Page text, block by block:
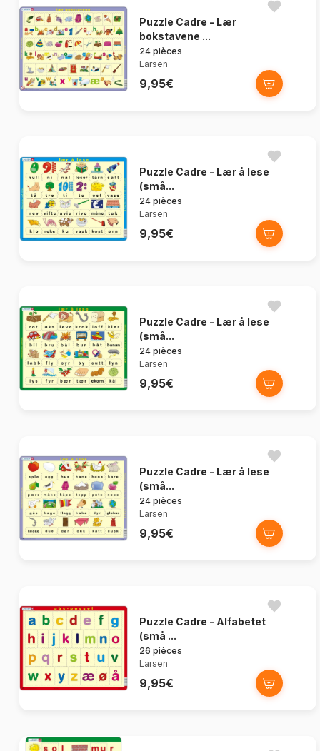
Puzzle Cadre - Lær
bokstavene ...
24 pièces
Larsen
9,95€
Puzzle Cadre - Lær å lese
(små...
24 pièces
Larsen
9,95€
Puzzle Cadre - Lær å lese
(små...
24 pièces
Larsen
9,95€
Puzzle Cadre - Lær å lese
(små...
24 pièces
Larsen
9,95€
Puzzle Cadre - Alfabetet
(små ...
26 pièces
Larsen
9,95€